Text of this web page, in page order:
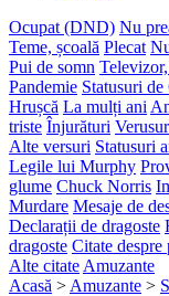
Ocupat (DND) Nu
Teme, școală Plecat
Pui de somn
Pandemie Statusuri de
Hrușcă La mulți ani
triste Înjurături
Alte versuri Statusuri
Legile lui Murphy
glume Chuck Norris
Murdare Mesaje de
Declarații de dragoste
dragoste Citate despre
Alte citate Amuzante
Acasă > Amuzante >